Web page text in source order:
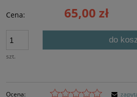
Cena: 65,00 zł
szt.
do
Ocena: